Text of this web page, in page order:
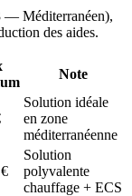
— Méditerranéen),
des aides.
Note
Solution idéale
en zone
méditerranéenne
€
Solution
polyvalente
chauffage + ECS